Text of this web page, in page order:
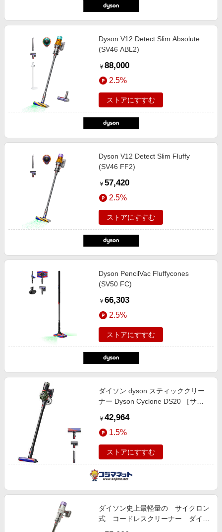
Dyson V12 Detect Slim Absolute
(SV46 ABL2)
￥ 88,000
2.5%
ストアにすすむ
Dyson V12 Detect Slim Fluffy
(SV46 FF2)
￥ 57,420
2.5%
ストアにすすむ
Dyson PencilVac Fluffycones
(SV50 FC)
￥ 66,303
2.5%
ストアにすすむ
ダイソン dyson スティッククリー
ナー Dyson Cyclone DS20 ［サイ
SV55FFBK
￥ 42,964
1.5%
ストアにすすむ
ダイソン史上最軽量の サイクロン
式 コードレスクリーナー ダイソ